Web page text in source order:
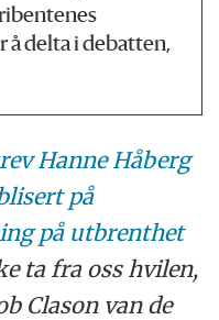
å delta i debatten,
Hanne Håberg
på
på utbrenthet
ta fra oss hvilen,
Clason van de